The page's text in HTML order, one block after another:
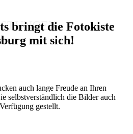
bringt die Fotokiste
mit sich!
auch lange Freude an Ihren
selbstverständlich die Bilder auch
gestellt.